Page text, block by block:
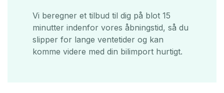
Vi beregner et tilbud til dig på blot 15
minutter indenfor vores åbningstid, så du
slipper for lange ventetider og kan
komme videre med din bilimport hurtigt.